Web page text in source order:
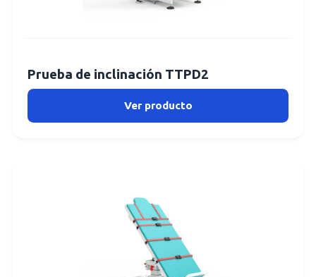
Prueba de inclinación TTPD2
Ver producto